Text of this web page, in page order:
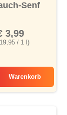
Senf
/ 1 l)
3,99
Warenkorb